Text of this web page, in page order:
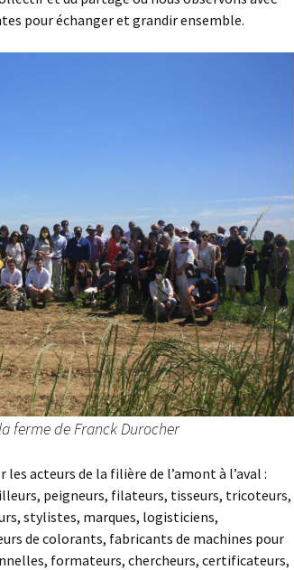
pour échanger et grandir ensemble.
ferme de Franck Durocher
acteurs de la filière de l’amont à l’aval :
peigneurs, filateurs, tisseurs, tricoteurs,
stylistes, marques, logisticiens,
de colorants, fabricants de machines pour
formateurs, chercheurs, certificateurs,